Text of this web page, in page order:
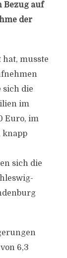
Bezug auf
der
musste
sich die
im
Euro, im
knapp
sich die
6,3